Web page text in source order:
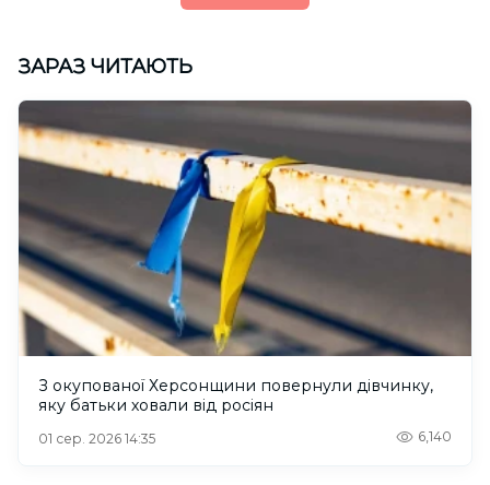
ЗАРАЗ ЧИТАЮТЬ
З окупованої Херсонщини повернули дівчинку,
яку батьки ховали від росіян
01 сер. 2026 14:35 6,140